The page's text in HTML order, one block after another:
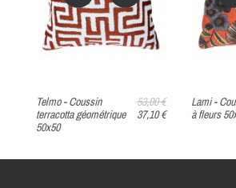
Lami - Coussin rouge
à fleurs 50x50
53,00 €
37,10 €
Lund -
velours